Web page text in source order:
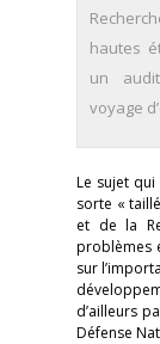
hautes
un
voyage
Le sujet
sorte «
et de la
problèmes
sur
d’ailleurs
Défense